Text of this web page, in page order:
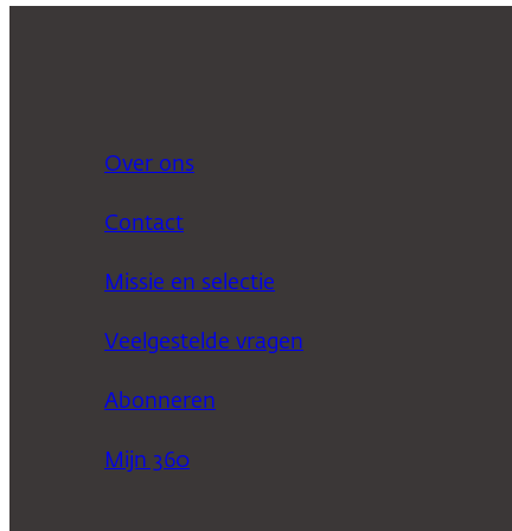
Over ons
Contact
Missie en selectie
Veelgestelde vragen
Abonneren
Mijn 360